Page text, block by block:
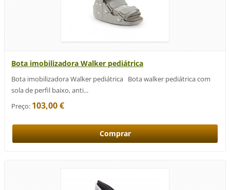
Bota imobilizadora Walker pediátrica
Bota imobilizadora Walker pediátrica Bota walker pediátrica com
sola de perfil baixo, anti...
Preço: 103,00 €